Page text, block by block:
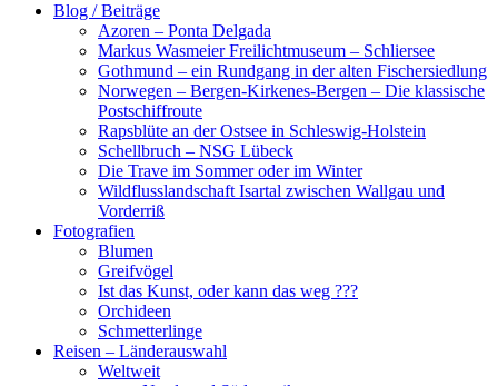
Blog / Beiträge
Azoren – Ponta Delgada
Markus Wasmeier Freilichtmuseum – Schliersee
Gothmund – ein Rundgang in der alten Fischersiedlung
Norwegen – Bergen-Kirkenes-Bergen – Die klassische
Postschiffroute
Rapsblüte an der Ostsee in Schleswig-Holstein
Schellbruch – NSG Lübeck
Die Trave im Sommer oder im Winter
Wildflusslandschaft Isartal zwischen Wallgau und
Vorderriß
Fotografien
Blumen
Greifvögel
Ist das Kunst, oder kann das weg ???
Orchideen
Schmetterlinge
Reisen – Länderauswahl
Weltweit